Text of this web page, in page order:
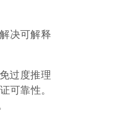
决可解释
过度推理
可靠性。